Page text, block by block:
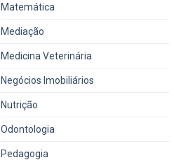
Matemática
Mediação
Medicina Veterinária
Negócios Imobiliários
Nutrição
Odontologia
Pedagogia